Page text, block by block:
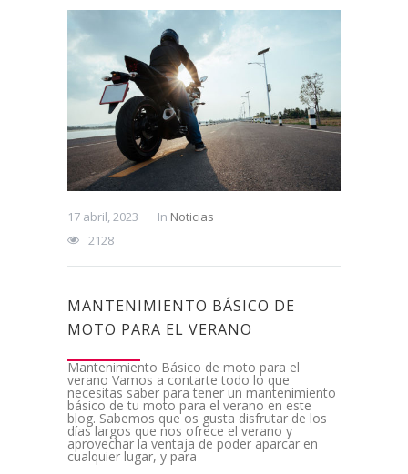
17 abril, 2023 In Noticias
2128
MANTENIMIENTO BÁSICO DE
MOTO PARA EL VERANO
Mantenimiento Básico de moto para el
verano Vamos a contarte todo lo que
necesitas saber para tener un mantenimiento
básico de tu moto para el verano en este
blog. Sabemos que os gusta disfrutar de los
días largos que nos ofrece el verano y
aprovechar la ventaja de poder aparcar en
cualquier lugar, y para